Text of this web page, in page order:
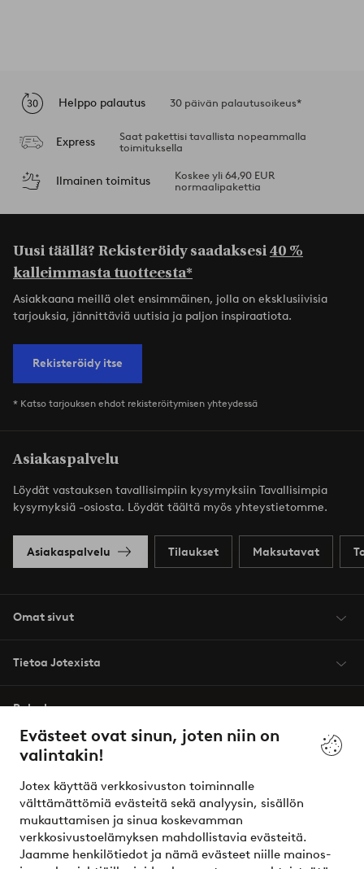
Evästeet ovat sinun, joten niin on
valintakin!
Jotex käyttää verkkosivuston toiminnalle
välttämättömiä evästeitä sekä analyysin, sisällön
mukauttamisen ja sinua koskevamman
verkkosivustoelämyksen mahdollistavia evästeitä.
Jaamme henkilötiedot ja nämä evästeet niille mainos-
Helppo palautus 30 päivän palautusoikeus*
Express
Saat pakettisi tavallista nopeammalla
toimituksella
Ilmainen toimitus
Koskee yli 64,90 EUR
normaalipakettia
Uusi täällä? Rekisteröidy saadaksesi40 %
kalleimmasta tuotteesta*
Asiakkaana meillä olet ensimmäinen, jolla on eksklusiivisia
tarjouksia, jännittäviä uutisia ja paljon inspiraatiota.
Rekisteröidy itse
* Katso tarjouksen ehdot rekisteröitymisen yhteydessä
Asiakaspalvelu
Löydät vastauksen tavallisimpiin kysymyksiin Tavallisimpia
kysymyksiä -osiosta. Löydät täältä myös yhteystietomme.
Asiakaspalvelu Tilaukset Maksutavat
Omat sivut
Tietoa Jotexista
Palvelumme
Ehdot
Ystävät